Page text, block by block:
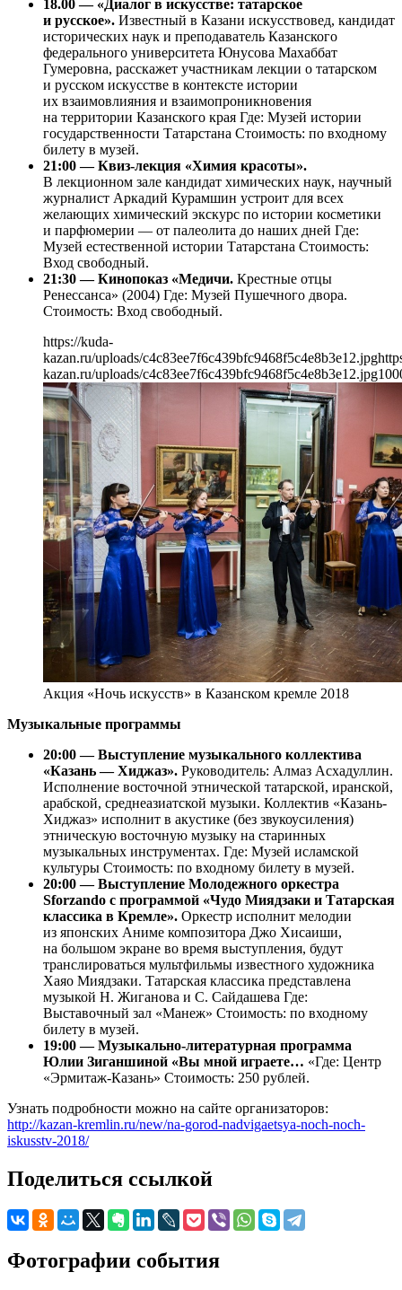
18.00 — «Диалог в искусстве: татарское
и русское». Известный в Казани искусствовед, кандидат
исторических наук и преподаватель Казанского
федерального университета Юнусова Махаббат
Гумеровна, расскажет участникам лекции о татарском
и русском искусстве в контексте истории
их взаимовлияния и взаимопроникновения
на территории Казанского края Где: Музей истории
государственности Татарстана Стоимость: по входному
билету в музей.
21:00 — Квиз-лекция «Химия красоты».
В лекционном зале кандидат химических наук, научный
журналист Аркадий Курамшин устроит для всех
желающих химический экскурс по истории косметики
и парфюмерии — от палеолита до наших дней Где:
Музей естественной истории Татарстана Стоимость:
Вход свободный.
21:30 — Кинопоказ «Медичи. Крестные отцы
Ренессанса» (2004) Где: Музей Пушечного двора.
Стоимость: Вход свободный.
https://kuda-
kazan.ru/uploads/c4c83ee7f6c439bfc9468f5c4e8b3e12.jpg
kazan.ru/uploads/c4c83ee7f6c439bfc9468f5c4e8b3e12.jpg
Акция «Ночь искусств» в Казанском кремле 2018
Музыкальные программы
20:00 — Выступление музыкального коллектива
«Казань — Хиджаз». Руководитель: Алмаз Асхадуллин.
Исполнение восточной этнической татарской, иранской,
арабской, среднеазиатской музыки. Коллектив «Казань-
Хиджаз» исполнит в акустике (без звукоусиления)
этническую восточную музыку на старинных
музыкальных инструментах. Где: Музей исламской
культуры Стоимость: по входному билету в музей.
20:00 — Выступление Молодежного оркестра
Sforzando с программой «Чудо Миядзаки и Татарская
классика в Кремле». Оркестр исполнит мелодии
из японских Аниме композитора Джо Хисаиши,
на большом экране во время выступления, будут
транслироваться мультфильмы известного художника
Хаяо Миядзаки. Татарская классика представлена
музыкой Н. Жиганова и С. Сайдашева Где:
Выставочный зал «Манеж» Стоимость: по входному
билету в музей.
19:00 — Музыкально-литературная программа
Юлии Зиганшиной «Вы мной играете… «Где: Центр
«Эрмитаж-Казань» Стоимость: 250 рублей.
Узнать подробности можно на сайте организаторов:
http://kazan-kremlin.ru/new/na-gorod-nadvigaetsya-noch-noch-
iskusstv-2018/
Поделиться ссылкой
Фотографии события